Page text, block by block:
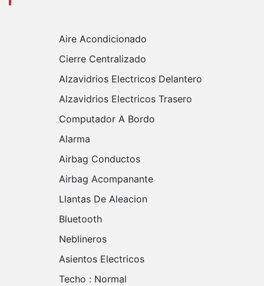
Aire Acondicionado
Cierre Centralizado
Alzavidrios Electricos Delantero
Alzavidrios Electricos Trasero
Computador A Bordo
Alarma
Airbag Conductos
Airbag Acompanante
Llantas De Aleacion
Bluetooth
Neblineros
Asientos Electricos
Techo : Normal